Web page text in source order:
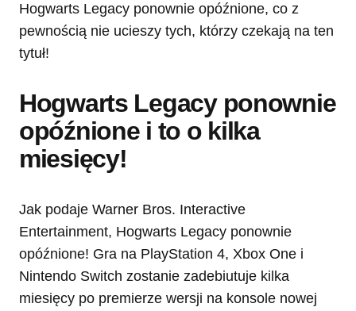
Hogwarts Legacy ponownie opóźnione, co z
pewnością nie ucieszy tych, którzy czekają na ten
tytuł!
Hogwarts Legacy ponownie
opóźnione i to o kilka
miesięcy!
Jak podaje Warner Bros. Interactive
Entertainment, Hogwarts Legacy ponownie
opóźnione! Gra na PlayStation 4, Xbox One i
Nintendo Switch zostanie zadebiutuje kilka
miesięcy po premierze wersji na konsole nowej